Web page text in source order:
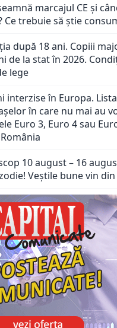
marcajul CE și
Ce trebuie să știe
după 18 ani. Copiii
de la stat în 2026.
lege
interzise în Europa.
în care nu mai au
Euro 3, Euro 4 sau
10 august – 16
Veștile bune vin